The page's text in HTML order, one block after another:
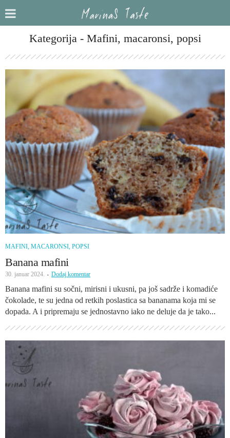
Kategorija - Mafini, macaronsi, popsi
MAFINI, MACARONSI, POPSI
Banana mafini
30. januar 2024. Dodaj komentar
Banana mafini su sočni, mirisni i ukusni, pa još sadrže i komadiće
čokolade, te su jedna od retkih poslastica sa bananama koja mi se
dopada. A i pripremaju se jednostavno iako ne deluje da je tako...